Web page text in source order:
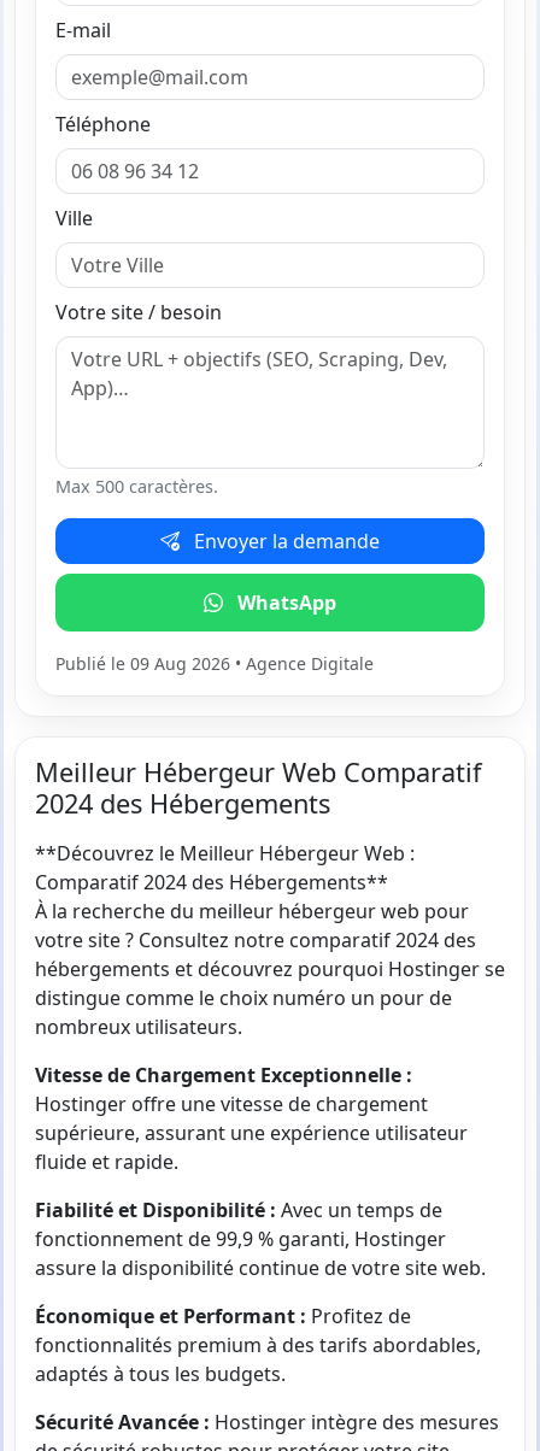
E-mail
Téléphone
Ville
Votre site / besoin
Max 500 caractères.
Envoyer la demande
WhatsApp
Publié le 09 Aug 2026 • Agence Digitale
Meilleur Hébergeur Web Comparatif
2024 des Hébergements
**Découvrez le Meilleur Hébergeur Web :
Comparatif 2024 des Hébergements**
À la recherche du meilleur hébergeur web pour
votre site ? Consultez notre comparatif 2024 des
hébergements et découvrez pourquoi Hostinger se
distingue comme le choix numéro un pour de
nombreux utilisateurs.
Vitesse de Chargement Exceptionnelle :
Hostinger offre une vitesse de chargement
supérieure, assurant une expérience utilisateur
fluide et rapide.
Fiabilité et Disponibilité : Avec un temps de
fonctionnement de 99,9 % garanti, Hostinger
assure la disponibilité continue de votre site web.
Économique et Performant : Profitez de
fonctionnalités premium à des tarifs abordables,
adaptés à tous les budgets.
Sécurité Avancée : Hostinger intègre des mesures